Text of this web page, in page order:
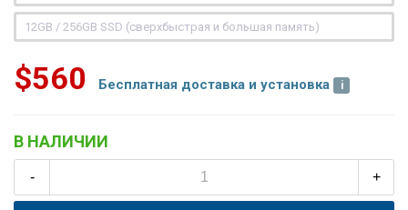
12GB / 256GB SSD (сверхбыстрая и большая память)
$560 Бесплатная доставка и установка
В НАЛИЧИИ
- +